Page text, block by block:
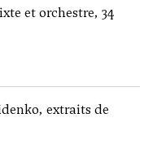
et orchestre, 34
extraits de